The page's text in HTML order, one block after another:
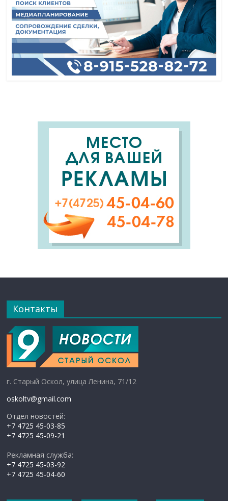
Контакты
г. Старый Оскол, улица Ленина, 71/12
oskoltv@gmail.com
Отдел новостей:
+7 4725 45-03-85
+7 4725 45-09-21
Рекламная служба:
+7 4725 45-03-92
+7 4725 45-04-60